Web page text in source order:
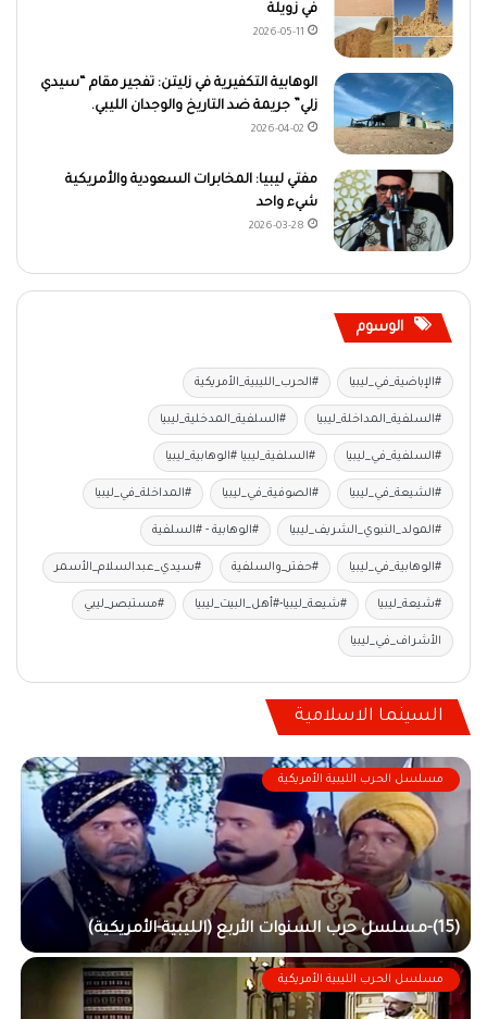
في زويلة
2026-05-11
الوهابية التكفيرية في زليتن: تفجير مقام “سيدي
زلي” جريمة ضد التاريخ والوجدان الليبي.
2026-04-02
مفتي ليبيا: المخابرات السعودية والأمريكية
شيء واحد
2026-03-28
الوسوم
#الإباضية_في_ليبيا #الحرب_الليبية_الأمريكية
#السلفية_المداخلة_ليبيا #السلفية_المدخلية_ليبيا
#السلفية_في_ليبيا #السلفية_ليبيا #الوهابية_ليبيا
#الشيعة_في_ليبيا #الصوفية_في_ليبيا #المداخلة_في_ليبيا
#المولد_النبوي_الشريف_ليبيا #الوهابية - #السلفية
#الوهابية_في_ليبيا #حفتر_والسلفية #سيدي_عبدالسلام_الأسمر
#شيعة_ليبيا #شيعة_ليبيا-#أهل_البيت_ليبيا #مستبصر_ليبي
الأشراف_في_ليبيا
السينما الاسلامية
مسلسل الحرب الليبية الأمريكية
(15)-مسلسل حرب السنوات الأربع (الليبية-الأمريكية)
مسلسل الحرب الليبية الأمريكية